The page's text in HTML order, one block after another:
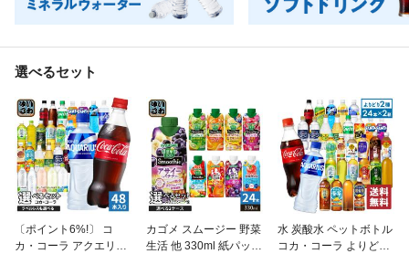
選べるセット
〔ポイント6%!〕 コ
カ・コーラ アクエリア
カゴメ スムージー 野菜
生活 他 330ml 紙パック
水 炭酸水 ペットボトル
コカ・コーラ よりどり